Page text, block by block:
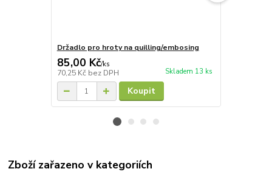
Držadlo pro hroty na quilling/embosing
85,00 Kč/ks
70,25 Kč bez DPH Skladem 13 ks
Koupit
Zboží zařazeno v kategoriích